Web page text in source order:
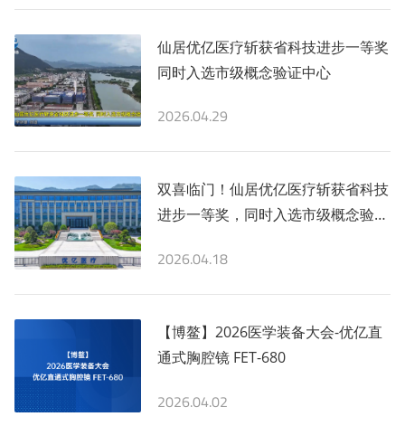
仙居优亿医疗斩获省科技进步一等奖
同时入选市级概念验证中心
2026.04.29
双喜临门！仙居优亿医疗斩获省科技
进步一等奖，同时入选市级概念验证
2026.04.18
【博鳌】2026医学装备大会-优亿直
通式胸腔镜 FET-680
2026.04.02